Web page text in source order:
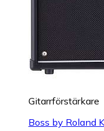
Gitarrförstärkare
Boss by Roland